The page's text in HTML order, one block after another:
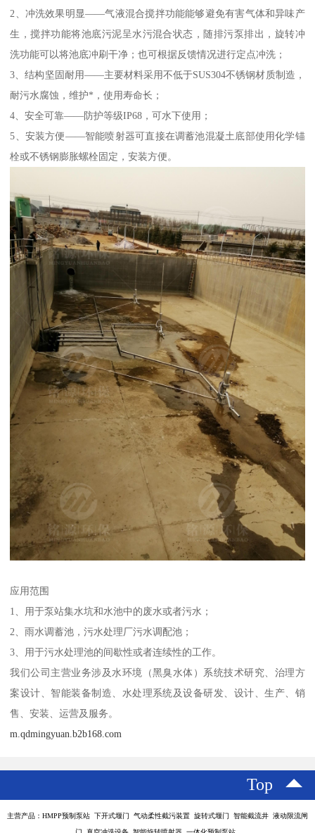
2、冲洗效果明显——气液混合搅拌功能能够避免有害气体和异味产
生，搅拌功能将池底污泥呈水污混合状态，随排污泵排出，旋转冲
洗功能可以将池底冲刷干净；也可根据反馈情况进行定点冲洗；
3、结构坚固耐用——主要材料采用不低于SUS304不锈钢材质制造，
耐污水腐蚀，维护*，使用寿命长；
4、安全可靠——防护等级IP68，可水下使用；
5、安装方便——智能喷射器可直接在调蓄池混凝土底部使用化学锚
栓或不锈钢膨胀螺栓固定，安装方便。
应用范围
1、用于泵站集水坑和水池中的废水或者污水；
2、雨水调蓄池，污水处理厂污水调配池；
3、用于污水处理池的间歇性或者连续性的工作。
我们公司主营业务涉及水环境（黑臭水体）系统技术研究、治理方
案设计、智能装备制造、水处理系统及设备研发、设计、生产、销
售、安装、运营及服务。
m.qdmingyuan.b2b168.com
Top
主营产品：HMPP预制泵站 下开式堰门 气动柔性截污装置 旋转式堰门 智能截流井 液动限流闸